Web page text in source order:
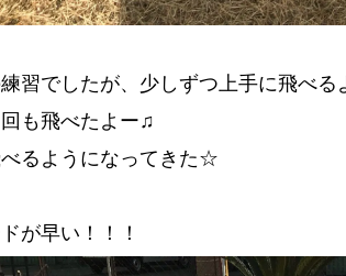
習でしたが、少しずつ上手に飛べ
も飛べたよー♫
るようになってきた☆
が早い！！！